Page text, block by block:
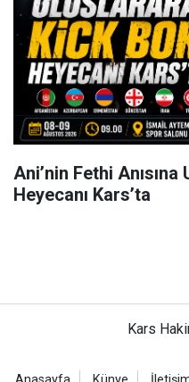
Ani’nin Fethi
Heyecanı Kars’ta
Kars